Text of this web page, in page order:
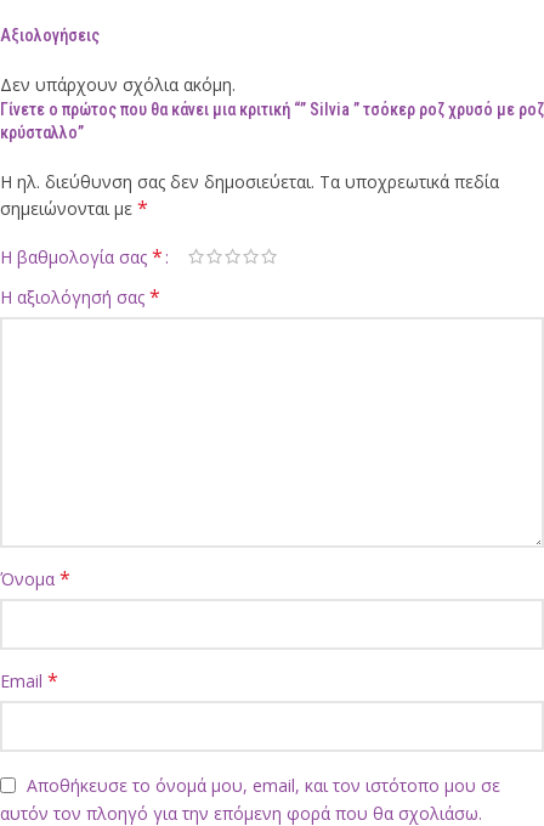
Αξιολογήσεις
Δεν υπάρχουν σχόλια ακόμη.
Γίνετε ο πρώτος που θα κάνει μια κριτική “” Silvia ” τσόκερ ροζ χρυσό με ροζ
κρύσταλλο”
Η ηλ. διεύθυνση σας δεν δημοσιεύεται. Τα υποχρεωτικά πεδία
σημειώνονται με *
Η βαθμολογία σας *
Η αξιολόγησή σας *
Όνομα *
Email *
Αποθήκευσε το όνομά μου, email, και τον ιστότοπο μου σε
αυτόν τον πλοηγό για την επόμενη φορά που θα σχολιάσω.